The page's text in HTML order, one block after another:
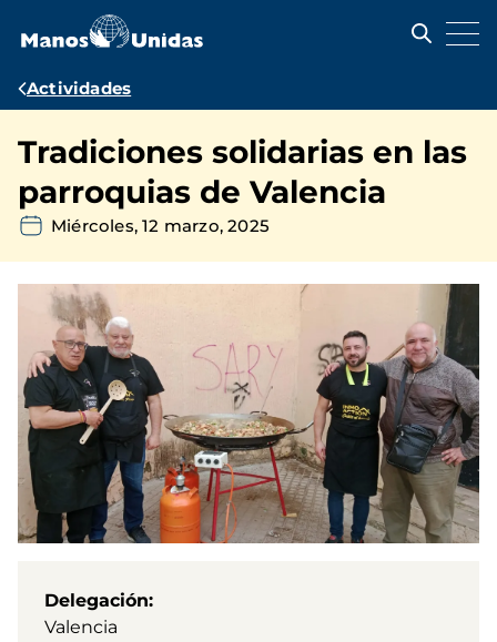
contenido
Ruta
navegación
Actividades
Tradiciones solidarias en las
parroquias de Valencia
Miércoles, 12 marzo, 2025
Delegación
Valencia